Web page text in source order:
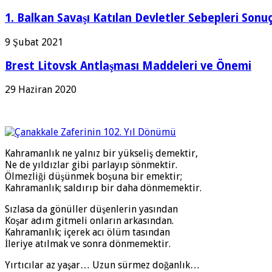
1. Balkan Savaşı Katılan Devletler Sebepleri
9 Şubat 2021
Brest Litovsk Antlaşması Maddeleri ve Önemi
29 Haziran 2020
Kahramanlık ne yalnız bir yükseliş demektir,
Ne de yıldızlar gibi parlayıp sönmektir.
Ölmezliği düşünmek boşuna bir emektir;
Kahramanlık; saldırıp bir daha dönmemektir.
Sızlasa da gönüller düşenlerin yasından
Koşar adım gitmeli onların arkasından.
Kahramanlık; içerek acı ölüm tasından
İleriye atılmak ve sonra dönmemektir.
Yırtıcılar az yaşar… Uzun sürmez doğanlık…